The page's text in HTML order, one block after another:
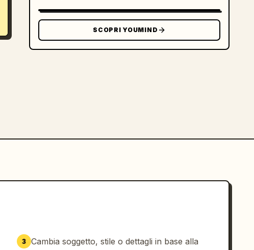
SCOPRI YOUMIND
3 Cambia soggetto, stile o dettagli in base alla